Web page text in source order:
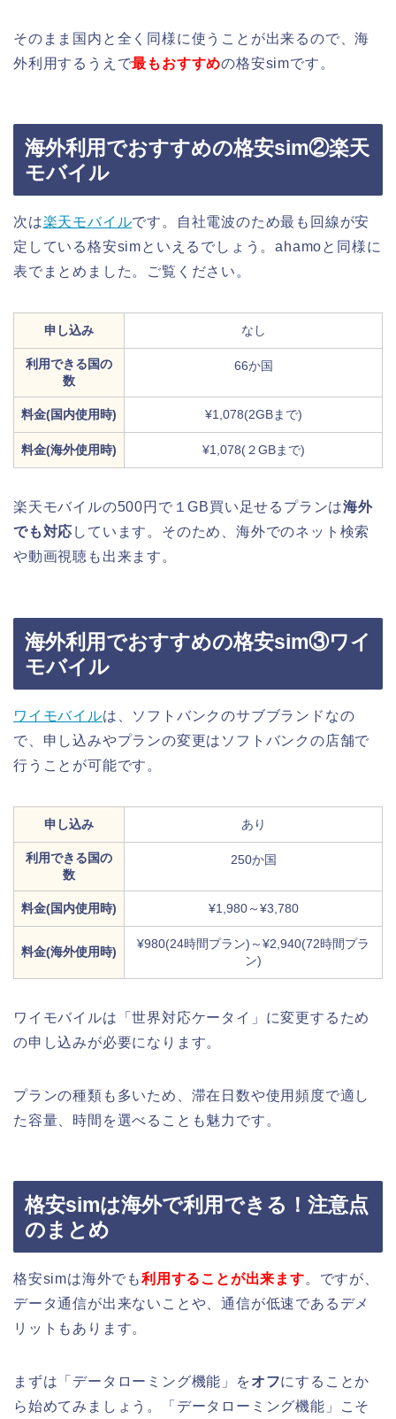
そのまま国内と全く同様に使うことが出来るので、海
外利用するうえで最もおすすめの格安simです。
海外利用でおすすめの格安sim②楽天
モバイル
次は楽天モバイルです。自社電波のため最も回線が安
定している格安simといえるでしょう。ahamoと同様に
表でまとめました。ご覧ください。
申し込み なし
利用できる国の
数
66か国
料金(国内使用時) ¥1,078(2GBまで)
料金(海外使用時) ¥1,078(２GBまで)
楽天モバイルの500円で１GB買い足せるプランは海外
でも対応 しています。そのため、海外でのネット検索
や動画視聴も出来ます。
海外利用でおすすめの格安sim③ワイ
モバイル
ワイモバイルは、ソフトバンクのサブブランドなの
で、申し込みやプランの変更はソフトバンクの店舗で
行うことが可能です。
申し込み あり
利用できる国の
数
250か国
料金(国内使用時) ¥1,980～¥3,780
料金(海外使用時)
¥980(24時間プラン)～¥2,940(72時間プラ
ン)
ワイモバイルは「世界対応ケータイ」に変更するため
の申し込みが必要になります。
プランの種類も多いため、滞在日数や使用頻度で適し
た容量、時間を選べることも魅力です。
格安simは海外で利用できる！注意点
のまとめ
格安simは海外でも利用することが出来ます。ですが、
データ通信が出来ないことや、通信が低速であるデメ
リットもあります。
まずは「データローミング機能」をオフにすることか
ら始めてみましょう。「データローミング機能」こそ